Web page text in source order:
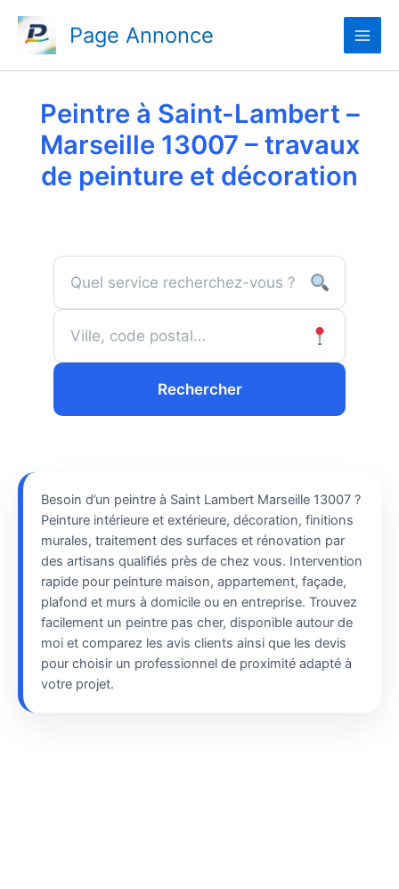
contenu
Page Annonce
Peintre à Saint-Lambert –
Marseille 13007 – travaux
de peinture et décoration
Rechercher
Besoin d’un peintre à Saint Lambert Marseille 13007 ?
Peinture intérieure et extérieure, décoration, finitions
murales, traitement des surfaces et rénovation par
des artisans qualifiés près de chez vous. Intervention
rapide pour peinture maison, appartement, façade,
plafond et murs à domicile ou en entreprise. Trouvez
facilement un peintre pas cher, disponible autour de
moi et comparez les avis clients ainsi que les devis
pour choisir un professionnel de proximité adapté à
votre projet.